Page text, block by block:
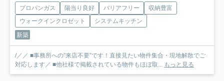
プロパンガス 陽当り良好 バリアフリー
収納豊富
ウォークインクロゼット
システムキッチン
新築
/／／ ■事務所への”来店不要”です！直接見たい物件集合・現地解散でご
対応します／ ■他社様で掲載されている物件もほぼ取... もっと見る